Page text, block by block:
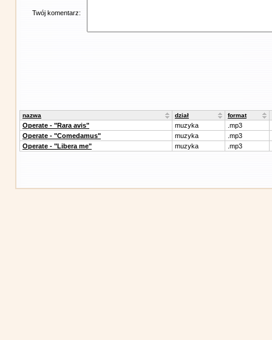
Twój komentarz:
nazwa dział format
Operate - "Rara avis" muzyka
.mp3
Operate - "Comedamus"
muzyka
.mp3
Operate - "Libera me"
muzyka .mp3